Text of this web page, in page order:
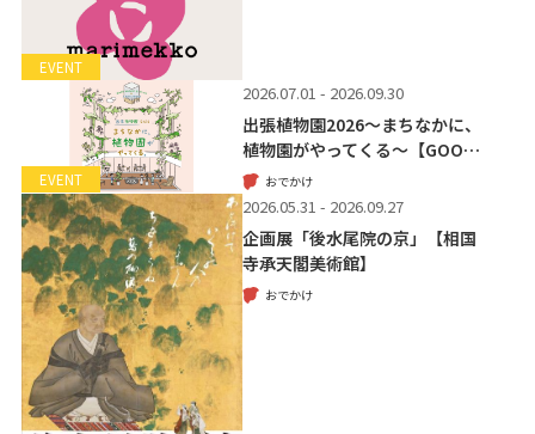
EVENT
EVENT
2026.07.01 - 2026.09.30
出張植物園2026～まちなかに、
植物園がやってくる～【GOO…
おでかけ
2026.05.31 - 2026.09.27
企画展「後水尾院の京」【相国
寺承天閣美術館】
おでかけ